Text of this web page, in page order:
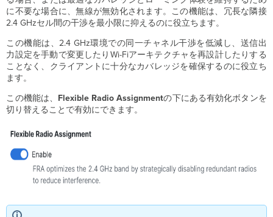
に不要な場合に、無線が無効化されます。この機能は、冗長な隣接
2.4 GHzセル間の干渉を最小限に抑えるのに役立ちます。
この機能は、2.4 GHz環境での同一チャネル干渉を低減し、送信出
力設定を手動で変更したりWi-Fiアーキテクチャを再設計したりする
ことなく、クライアントに十分なカバレッジを確保するのに役立ち
ます。
この機能は、 Flexible Radio Assignmentの下にある有効化ボタンを
切り替えることで有効にできます。